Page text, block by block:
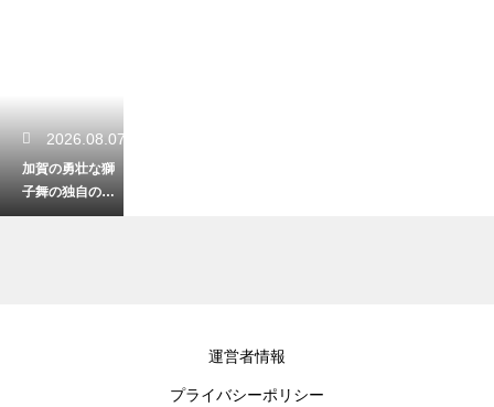
2026.08.07
加賀の勇壮な獅
子舞の独自の特
徴！地域に受け
運営者情報
プライバシーポリシー